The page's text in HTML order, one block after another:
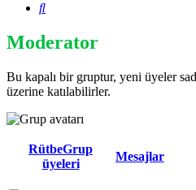
Ara
Moderator
Bu kapalı bir gruptur, yeni üyeler
üzerine katılabilirler.
RütbeGrup
üyeleri
Mesajlar